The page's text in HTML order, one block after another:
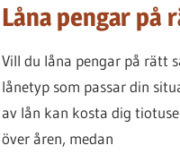
Låna pengar på
Vill du låna pengar på rätt
lånetyp som passar din
av lån kan kosta dig
över åren, medan